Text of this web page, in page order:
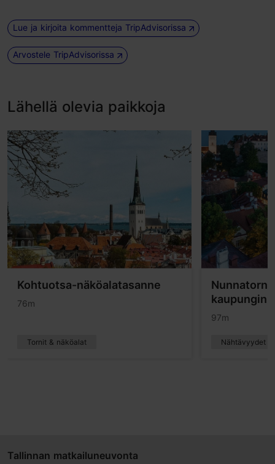
Lue ja kirjoita kommentteja TripAdvisorissa
Arvostele TripAdvisorissa
Lähellä olevia paikkoja
Kohtuotsa-näköalatasanne
76m
Tornit & näköalat
Nunnatorn
97m
Nähtävyydet
Tallinnan matkailuneuvonta